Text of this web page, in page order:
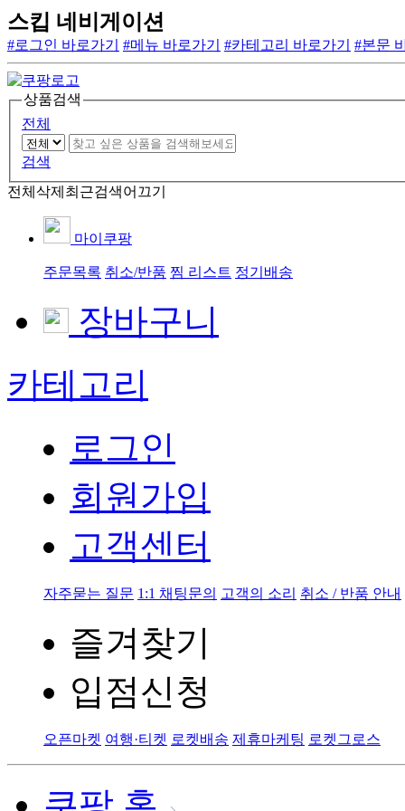
스킵 네비게이션
#로그인 바로가기 #메뉴 바로가기 #카테고리 바로가기 #본문
상품검색
전체
검색
전체삭제 최근검색어끄기
마이쿠팡
주문목록 취소/반품 찜 리스트 정기배송
장바구니
카테고리
로그인
회원가입
고객센터
자주묻는 질문 1:1 채팅문의 고객의 소리 취소 / 반품 안내
즐겨찾기
입점신청
오픈마켓 여행·티켓 로켓배송 제휴마케팅 로켓그로스